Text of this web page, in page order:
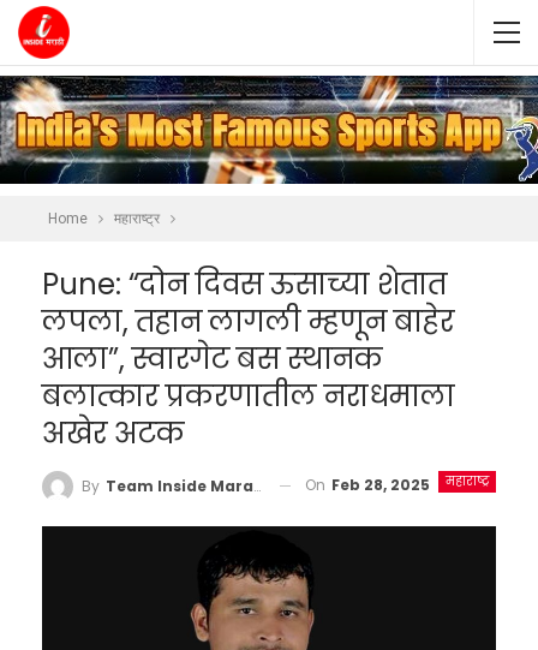
Home महाराष्ट्र
Pune: “दोन दिवस ऊसाच्या शेतात
लपला, तहान लागली म्हणून बाहेर
आला”, स्वारगेट बस स्थानक
बलात्कार प्रकरणातील नराधमाला
अखेर अटक
महाराष्ट्र
By Team Inside Marathi On Feb 28, 2025